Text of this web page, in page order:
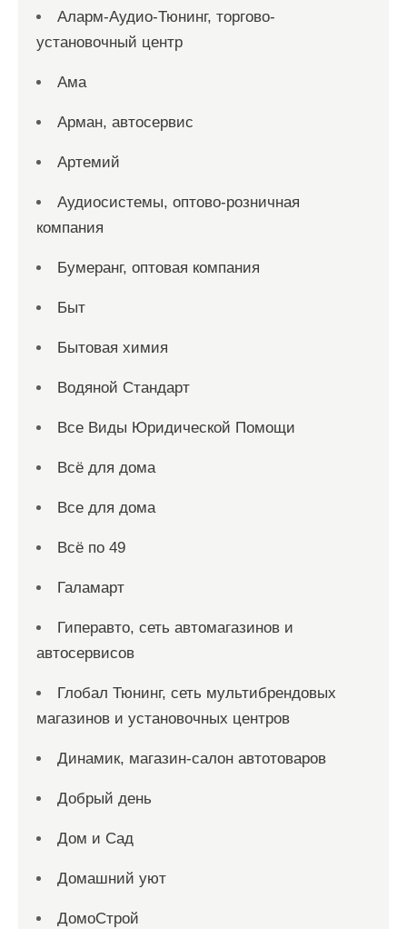
Аларм-Аудио-Тюнинг, торгово-
установочный центр
Ама
Арман, автосервис
Артемий
Аудиосистемы, оптово-розничная
компания
Бумеранг, оптовая компания
Быт
Бытовая химия
Водяной Стандарт
Все Виды Юридической Помощи
Всё для дома
Все для дома
Всё по 49
Галамарт
Гиперавто, сеть автомагазинов и
автосервисов
Глобал Тюнинг, сеть мультибрендовых
магазинов и установочных центров
Динамик, магазин-салон автотоваров
Добрый день
Дом и Сад
Домашний уют
ДомоСтрой